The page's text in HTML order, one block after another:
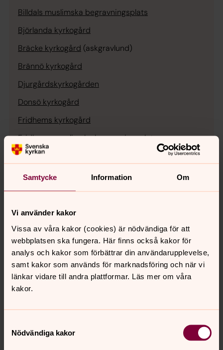
Samtycke Information Om
Vi använder kakor
Vissa av våra kakor (cookies) är nödvändiga för att
webbplatsen ska fungera. Här finns också kakor för
analys och kakor som förbättrar din användarupplevelse,
samt kakor som används för marknadsföring och när vi
länkar vidare till andra plattformar. Läs mer om våra
kakor.
Nödvändiga kakor
Billdals muslimska begravningsplats
Björlanda kyrkogård
Bräcke kyrkogård (askgravlund)
Brännö kyrkogård
Djurgårdskyrkogården
Donsö kyrkogård
Fridhems kyrkogård
Fridhems muslimska begravningsplats
Gunnareds kyrkogård
Kvibergs kyrkogård
Kvibergs muslimska begravningsplats
Lundby gamla kyrkogård
Lundby nya kyrkogård
Mariebergs kyrkogård
Nya Varvets kyrkogård
Rödbo kyrkogård
Säve kyrkogård